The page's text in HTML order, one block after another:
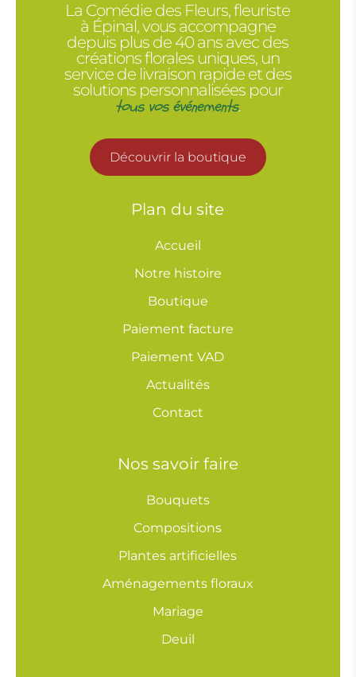
La Comédie des Fleurs, fleuriste
à Épinal, vous accompagne
depuis plus de 40 ans avec des
créations florales uniques, un
service de livraison rapide et des
solutions personnalisées pour
tous vos événements.
Découvrir la boutique
Plan du site
Accueil
Notre histoire
Boutique
Paiement facture
Paiement VAD
Actualités
Contact
Nos savoir faire
Bouquets
Compositions
Plantes artificielles
Aménagements floraux
Mariage
Deuil